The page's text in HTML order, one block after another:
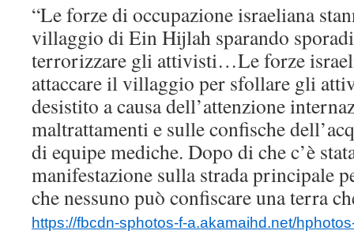
“Le forze di occupazione israeliana
villaggio di Ein Hijlah sparando
terrorizzare gli attivisti…Le forze
attaccare il villaggio per sfollare gli
desistito a causa dell’attenzione
maltrattamenti e sulle confische
di equipe mediche. Dopo di che c’è
manifestazione sulla strada principale
che nessuno può confiscare una terra
https://fbcdn-sphotos-f-a.akamaihd.net/